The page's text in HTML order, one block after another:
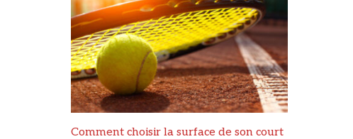
Comment choisir la surface de son court